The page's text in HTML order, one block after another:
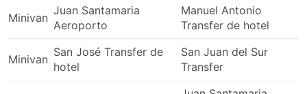
verificação para descobrir onde está seu cinto de
segurança.
conselho: tome seu remédio meia hora antes de
sua viagem de van, especialmente se sua rota
Minivan
Juan Santamaria
Aeroporto
Manuel Antonio
Transfer de hotel
Minivan
San José Transfer de
hotel
San Juan del Sur
Transfer